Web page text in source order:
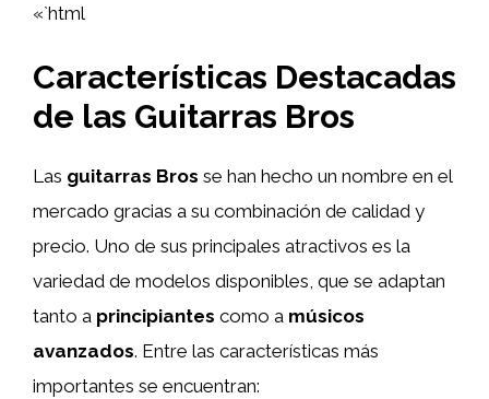
«`html
Características Destacadas
de las Guitarras Bros
Las guitarras Bros se han hecho un nombre en el
mercado gracias a su combinación de calidad y
precio. Uno de sus principales atractivos es la
variedad de modelos disponibles, que se adaptan
tanto a principiantes como a músicos
avanzados. Entre las características más
importantes se encuentran: